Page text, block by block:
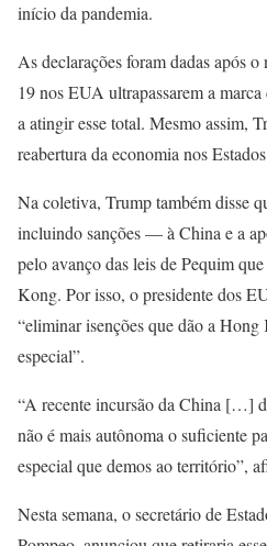
início da pandemia.
As declarações foram dadas após
19 nos EUA ultrapassarem a
a atingir esse total. Mesmo assim,
reabertura da economia nos
Na coletiva, Trump também disse
incluindo sanções — à China e a
pelo avanço das leis de Pequim
Kong. Por isso, o presidente dos
“eliminar isenções que dão a
especial”.
“A recente incursão da China […]
não é mais autônoma o suficiente
especial que demos ao território”,
Nesta semana, o secretário de